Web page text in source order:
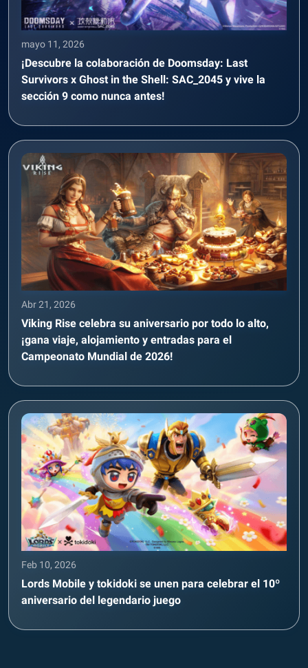
mayo 11, 2026
¡Descubre la colaboración de Doomsday: Last
Survivors x Ghost in the Shell: SAC_2045 y vive la
sección 9 como nunca antes!
Abr 21, 2026
Viking Rise celebra su aniversario por todo lo alto,
¡gana viaje, alojamiento y entradas para el
Campeonato Mundial de 2026!
Feb 10, 2026
Lords Mobile y tokidoki se unen para celebrar el 10º
aniversario del legendario juego